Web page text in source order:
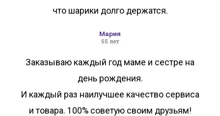
что шарики долго держатся.
Мария
55 лет
Заказываю каждый год маме и сестре на
день рождения.
И каждый раз наилучшее качество сервиса
и товара. 100% советую своим друзьям!